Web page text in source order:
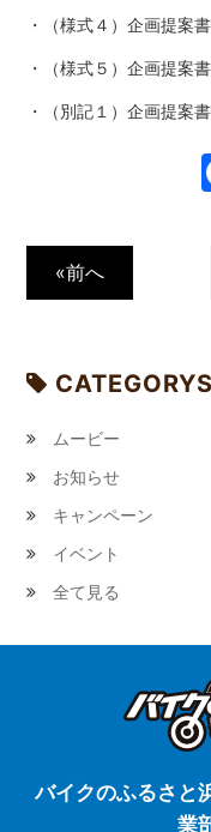
・（様式４）企画提案書
・（様式５）企画提案
・（別記１）企画提案
«前へ
CATEGORYS
ムービー
お知らせ
キャンペーン
イベント
全て見る
バイクのふるさと
業